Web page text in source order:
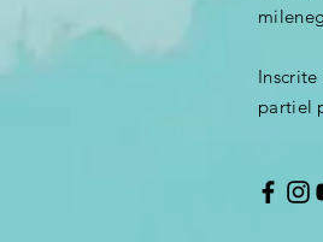
partiel